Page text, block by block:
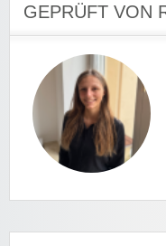
GEPRÜFT VON